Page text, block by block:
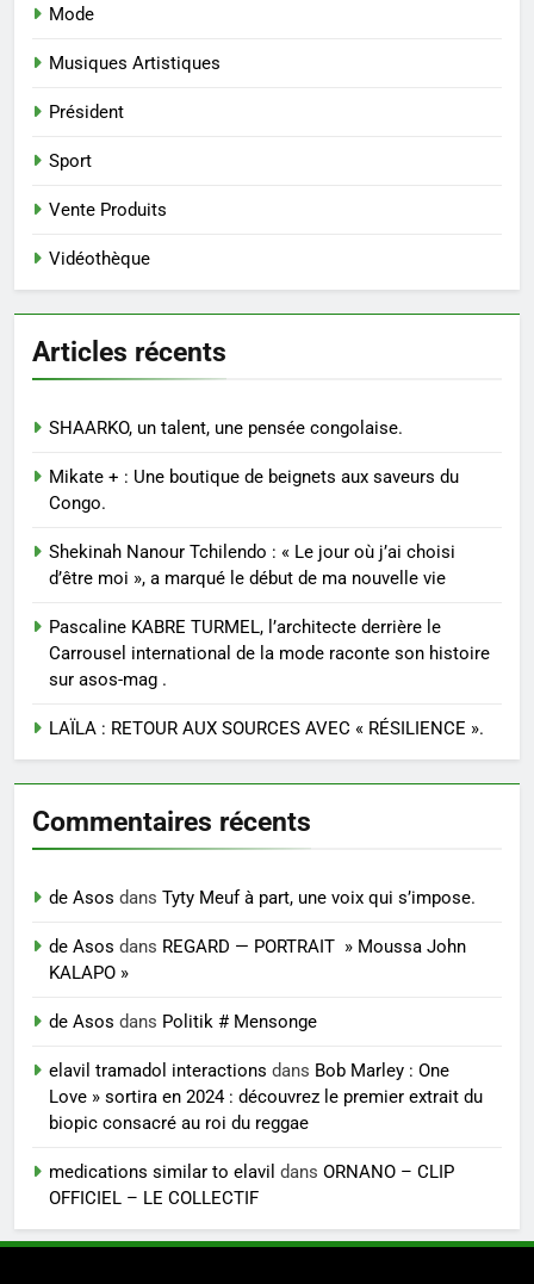
Mode
Musiques Artistiques
Président
Sport
Vente Produits
Vidéothèque
Articles récents
SHAARKO, un talent, une pensée congolaise.
Mikate + : Une boutique de beignets aux saveurs du
Congo.
Shekinah Nanour Tchilendo : « Le jour où j’ai choisi
d’être moi », a marqué le début de ma nouvelle vie
Pascaline KABRE TURMEL, l’architecte derrière le
Carrousel international de la mode raconte son histoire
sur asos-mag .
LAÏLA : RETOUR AUX SOURCES AVEC « RÉSILIENCE ».
Commentaires récents
de Asos dans Tyty Meuf à part, une voix qui s’impose.
de Asos dans REGARD — PORTRAIT » Moussa John
KALAPO »
de Asos dans Politik # Mensonge
elavil tramadol interactions dans Bob Marley : One
Love » sortira en 2024 : découvrez le premier extrait du
biopic consacré au roi du reggae
medications similar to elavil dans ORNANO – CLIP
OFFICIEL – LE COLLECTIF